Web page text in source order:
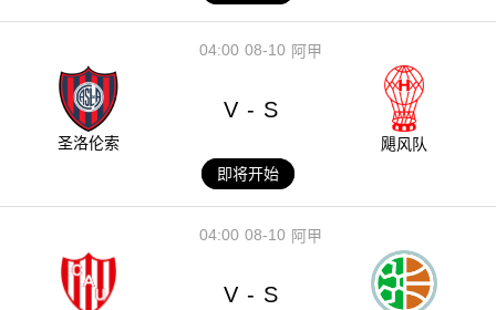
08-10
04:00 阿甲
圣洛伦索
V - S
飓风队
即将开始
08-10
04:00 阿甲
V - S